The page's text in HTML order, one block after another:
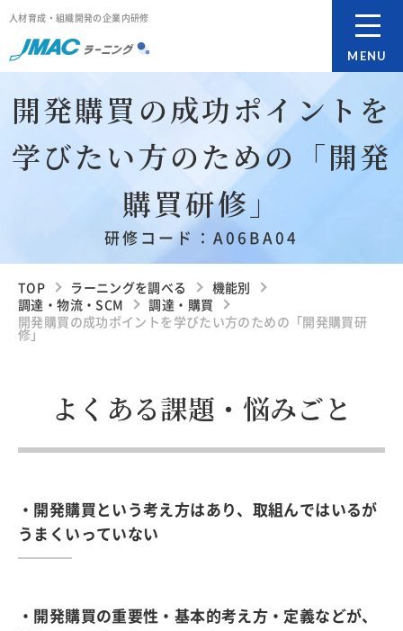
人材育成・組織開発の企業内研修
MENU
開発購買の成功ポイントを
学びたい方のための「開発
購買研修」
研修コード：A06BA04
TOP ラーニングを調べる
機能別
調達・物流・SCM
調達・購買
開発購買の成功ポイントを学びたい方のための「開発購買研
修」
よくある課題・悩みごと
・開発購買という考え方はあり、取組んではいるが
うまくいっていない
・開発購買の重要性・基本的考え方・定義などが、